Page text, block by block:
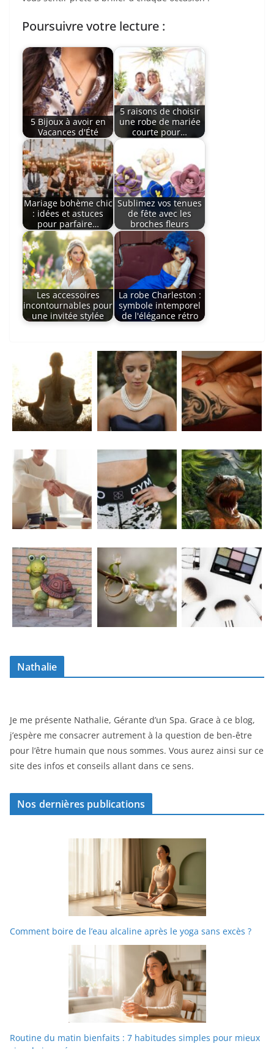
Poursuivre votre lecture :
5 Bijoux à avoir en
Vacances d'Été
5 raisons de choisir
une robe de mariée
courte pour…
Mariage bohème chic
: idées et astuces
pour parfaire…
Sublimez vos tenues
de fête avec les
broches fleurs
Les accessoires
incontournables pour
une invitée stylée
La robe Charleston :
symbole intemporel
de l'élégance rétro
Nathalie
Je me présente Nathalie, Gérante d’un Spa. Grace à ce blog,
j’espère me consacrer autrement à la question de ben-être
pour l’être humain que nous sommes. Vous aurez ainsi sur ce
site des infos et conseils allant dans ce sens.
Nos dernières publications
Comment boire de l’eau alcaline après le yoga sans excès ?
Routine du matin bienfaits : 7 habitudes simples pour mieux